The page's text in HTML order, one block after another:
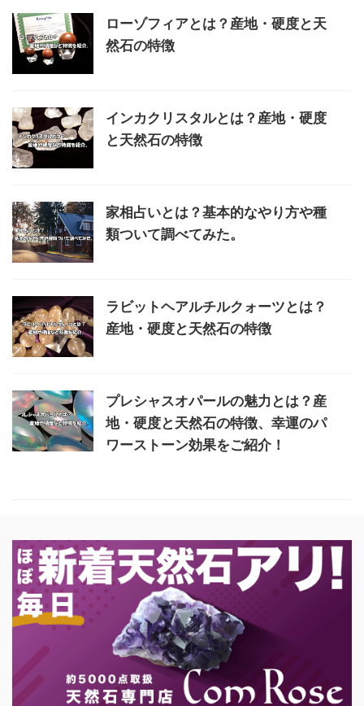
ローゾフィアとは？産地・硬度と天
然石の特徴
インカクリスタルとは？産地・硬度
と天然石の特徴
家相占いとは？基本的なやり方や種
類ついて調べてみた。
ラビットヘアルチルクォーツとは？
産地・硬度と天然石の特徴
プレシャスオパールの魅力とは？産
地・硬度と天然石の特徴、幸運のパ
ワーストーン効果をご紹介！